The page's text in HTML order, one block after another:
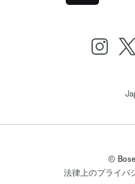
©
法律上のプライバ